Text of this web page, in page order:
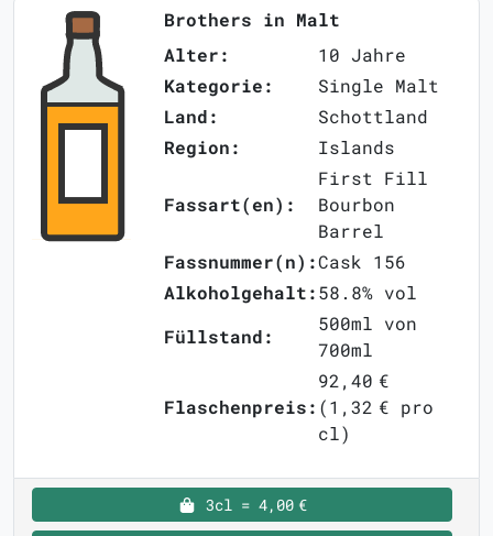
Brothers in Malt
Alter:
10 Jahre
Kategorie:
Single Malt
Land:
Schottland
Region:
Islands
Fassart(en):
First Fill
Bourbon
Barrel
Fassnummer(n):Cask 156
Alkoholgehalt:58.8% vol
Füllstand:
500ml von
700ml
Flaschenpreis:
92,40 €
(1,32 € pro
cl)
3cl = 4,00 €